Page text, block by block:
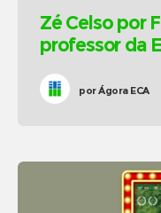
Zé Celso por
professor da
porÁgora ECA